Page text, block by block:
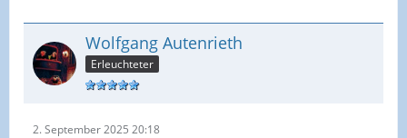
Wolfgang Autenrieth
Erleuchteter
2. September 2025 20:18